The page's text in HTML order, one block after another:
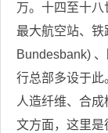
万。十四至十
最大航空站、
Bundesbank)
行总部多设于此
人造纤维、合
文方面，这里是